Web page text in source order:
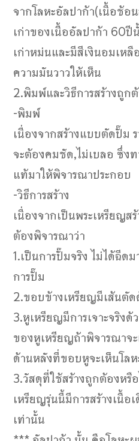
จากโลหะอัลปาก้า(เนื้อช้อ
เก่าของเนื้ออัลปาก้า 60
เก่าหม่นและมีสีเงินอมเห
ความมันวาวให้เห็น
2.พิมพ์และวิธีการสร้างถูก
-พิมพ์
เนื่องจากสร้างแบบตัดปั๊ม
จะต้องคมชัด,ไม่เบลอ ซึ่ง
แท้มาให้พิจารณาประกอบ
-วิธีการสร้าง
เนื่องจากเป็นพระเหรียญ
ต้องพิจารณาว่า
1.เป็นการปั๊มจริง ไม่ได้ฉีด
การปั๊ม
2.ขอบข้างเหรียญมีเส้นตัด
3.หูเหรียญมีการเจาะจริง
ของหูเหรียญถ้าพิจารณาจะ
ด้านหลังที่ขอบหูจะเห็นโล
3.วัสดุที่ใช้สร้างถูกต้องหรื
เหรียญรุ่นนี้มีการสร้างเนื้อ
เท่านั้น